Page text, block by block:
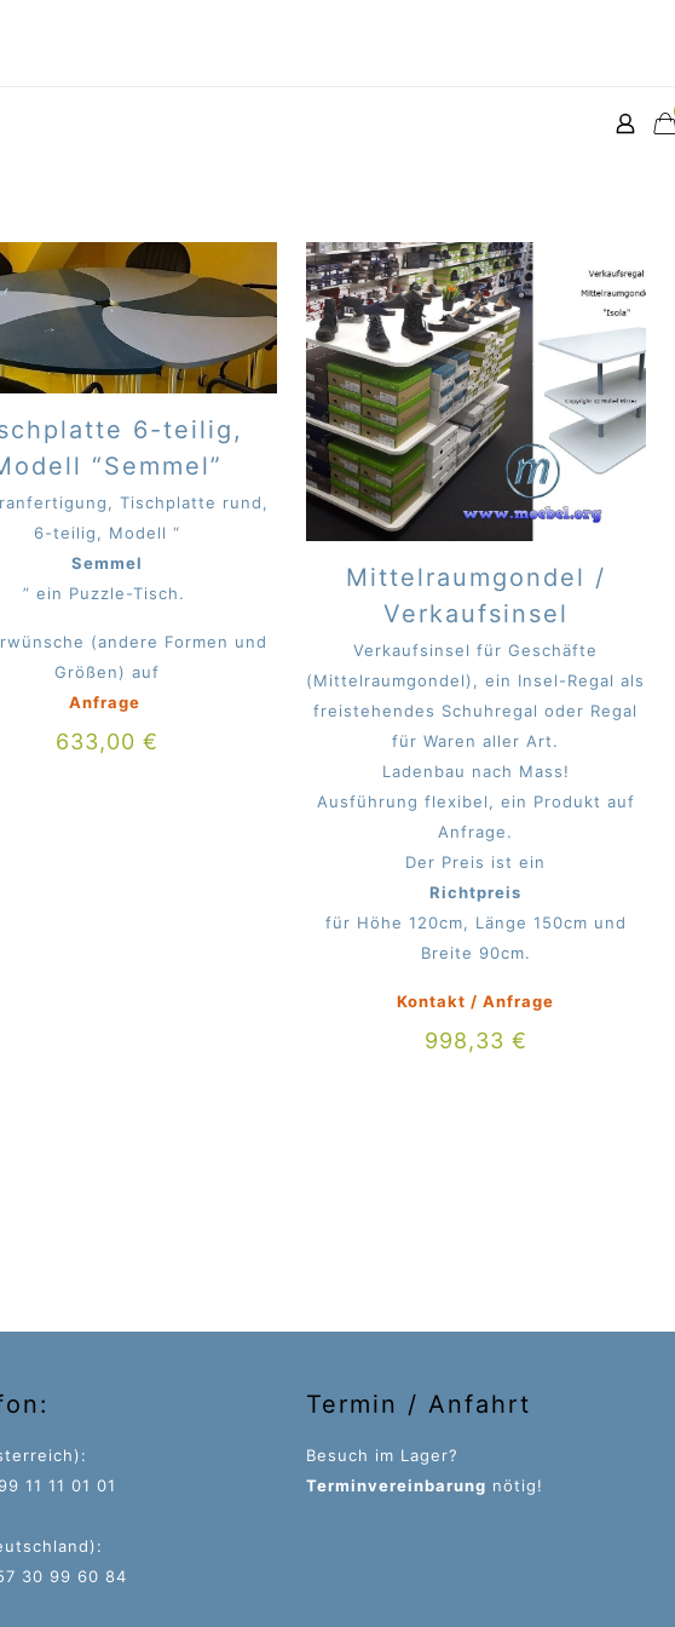
6-teilig,
“Semmel”
Tischplatte rund,
6-teilig, Modell “
Semmel
” ein Puzzle-Tisch.
(andere Formen und
Größen) auf
Anfrage
633,00 €
Mittelraumgondel /
Verkaufsinsel
Verkaufsinsel für Geschäfte
(Mittelraumgondel), ein Insel-Regal als
freistehendes Schuhregal oder Regal
für Waren aller Art.
Ladenbau nach Mass!
Ausführung flexibel, ein Produkt auf
Anfrage.
Der Preis ist ein
Richtpreis
für Höhe 120cm, Länge 150cm und
Breite 90cm.
Kontakt / Anfrage
998,33 €
11 11 01 01
30 99 60 84
Termin / Anfahrt
Besuch im Lager?
Terminvereinbarung nötig!